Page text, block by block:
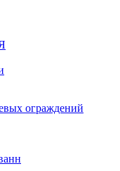
ограждений